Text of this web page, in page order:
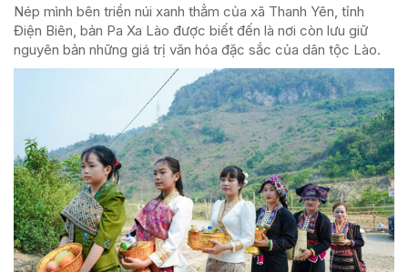
Nép mình bên triền núi xanh thẳm của xã Thanh Yên, tỉnh
Điện Biên, bản Pa Xa Lào được biết đến là nơi còn lưu giữ
nguyên bản những giá trị văn hóa đặc sắc của dân tộc Lào.